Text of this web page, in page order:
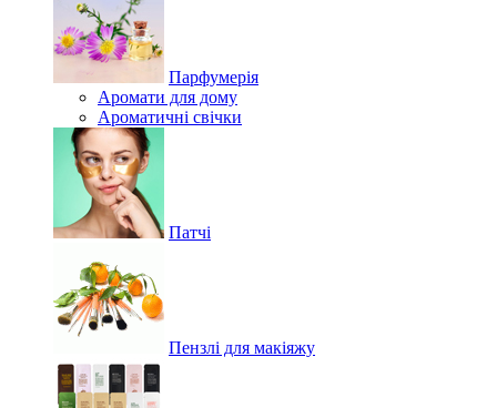
Парфумерія
Аромати для дому
Ароматичні свічки
Патчі
Пензлі для макіяжу